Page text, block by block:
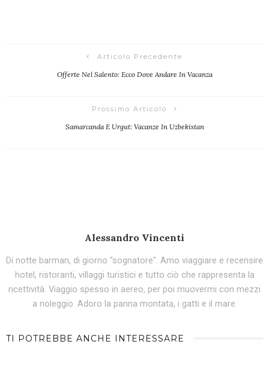
Articolo Precedente
Offerte Nel Salento: Ecco Dove Andare In Vacanza
Prossimo Articolo
Samarcanda E Urgut: Vacanze In Uzbekistan
Alessandro Vincenti
Di notte barman, di giorno "sognatore". Amo viaggiare e recensire
hotel, ristoranti, villaggi turistici e tutto ciò che rappresenta la
ricettività. Viaggio spesso in aereo, per poi muovermi con mezzi
a noleggio. Adoro la panna montata, i gatti e il mare.
TI POTREBBE ANCHE INTERESSARE